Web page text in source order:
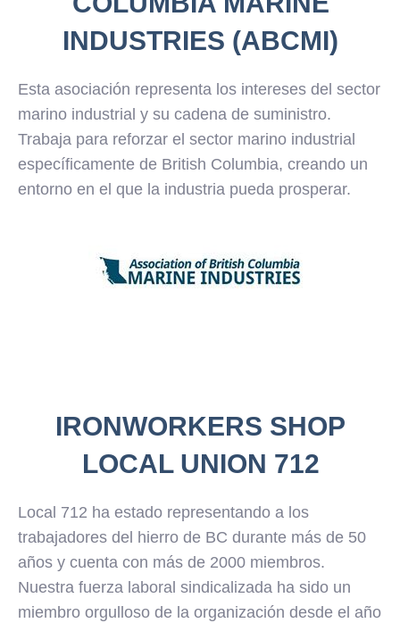
INDUSTRIES (ABCMI)
Esta asociación representa los intereses del sector
marino industrial y su cadena de suministro.
Trabaja para reforzar el sector marino industrial
específicamente de British Columbia, creando un
entorno en el que la industria pueda prosperar.
IRONWORKERS SHOP
LOCAL UNION 712
Local 712 ha estado representando a los
trabajadores del hierro de BC durante más de 50
años y cuenta con más de 2000 miembros.
Nuestra fuerza laboral sindicalizada ha sido un
miembro orgulloso de la organización desde el año